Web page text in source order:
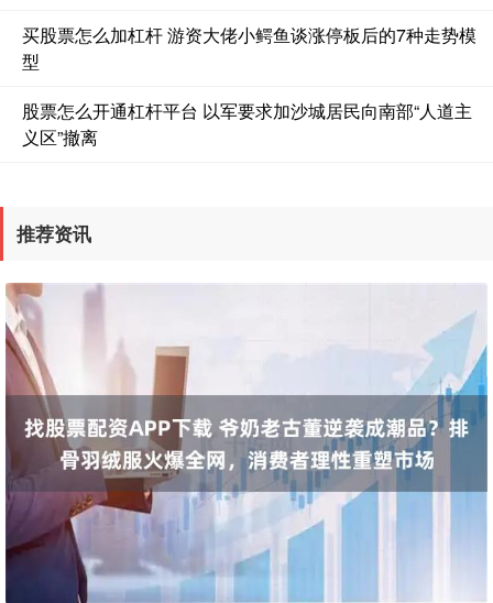
买股票怎么加杠杆 游资大佬小鳄鱼谈涨停板后的7种走势模
型
股票怎么开通杠杆平台 以军要求加沙城居民向南部“人道主
义区”撤离
推荐资讯